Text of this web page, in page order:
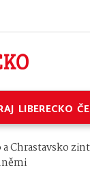
LIBERECKO
a Chrastavsko